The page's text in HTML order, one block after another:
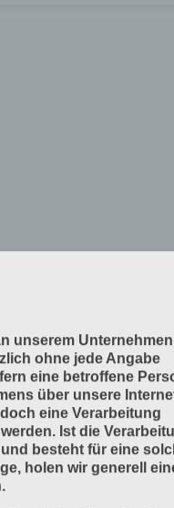
unserem
ohne jede Angabe
eine betroffene
über unsere
eine Verarbeitung
Ist die
besteht für eine
holen wir generell